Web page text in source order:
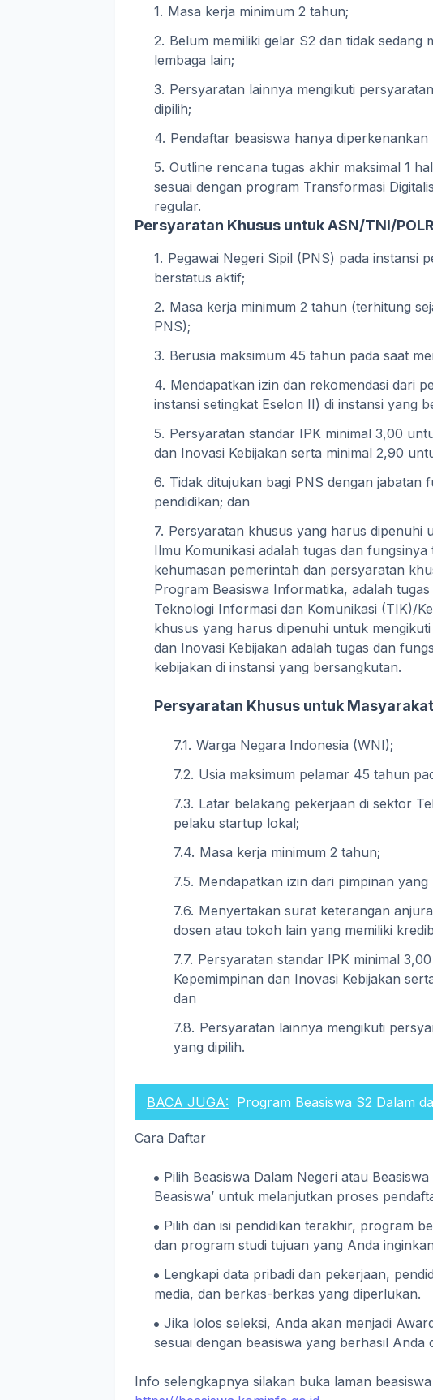
Masa kerja minimum 2 tahun;
Belum memiliki gelar S2 dan tidak sedang
lembaga lain;
Persyaratan lainnya mengikuti
dipilih;
Pendaftar beasiswa hanya
Outline rencana tugas akhir maksimal 1
sesuai dengan program Transformasi
regular.
Persyaratan Khusus untuk ASN/TNI/
Pegawai Negeri Sipil (PNS) pada instansi
berstatus aktif;
Masa kerja minimum 2 tahun (terhitung
PNS);
Berusia maksimum 45 tahun pada saat
Mendapatkan izin dan rekomendasi dari
instansi setingkat Eselon II) di instansi yang
Persyaratan standar IPK minimal 3,00
dan Inovasi Kebijakan serta minimal 2,90
Tidak ditujukan bagi PNS dengan jabatan
pendidikan; dan
Persyaratan khusus yang harus dipenuhi
Ilmu Komunikasi adalah tugas dan
kehumasan pemerintah dan persyaratan
Program Beasiswa Informatika, adalah
Teknologi Informasi dan Komunikasi (TIK)/
khusus yang harus dipenuhi untuk
dan Inovasi Kebijakan adalah tugas dan
kebijakan di instansi yang bersangkutan.
Persyaratan Khusus untuk
Warga Negara Indonesia (WNI);
Usia maksimum pelamar 45 tahun
Latar belakang pekerjaan di sektor
pelaku startup lokal;
Masa kerja minimum 2 tahun;
Mendapatkan izin dari pimpinan
Menyertakan surat keterangan
dosen atau tokoh lain yang memiliki
Persyaratan standar IPK minimal
Kepemimpinan dan Inovasi Kebijakan
dan
Persyaratan lainnya mengikuti
yang dipilih.
BACA JUGA: Program Beasiswa S2 Dalam
Cara Daftar
Pilih Beasiswa Dalam Negeri atau
Beasiswa’ untuk melanjutkan proses
Pilih dan isi pendidikan terakhir, program
dan program studi tujuan yang Anda
Lengkapi data pribadi dan pekerjaan,
media, dan berkas-berkas yang diperlukan.
Jika lolos seleksi, Anda akan menjadi
sesuai dengan beasiswa yang berhasil Anda
Info selengkapnya silakan buka laman